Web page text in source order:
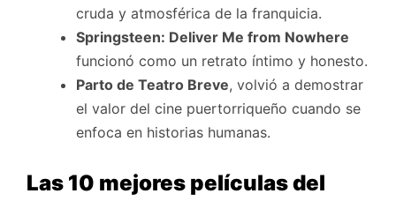
cruda y atmosférica de la franquicia.
Springsteen: Deliver Me from Nowhere
funcionó como un retrato íntimo y honesto.
Parto de Teatro Breve, volvió a demostrar
el valor del cine puertorriqueño cuando se
enfoca en historias humanas.
Las 10 mejores películas del